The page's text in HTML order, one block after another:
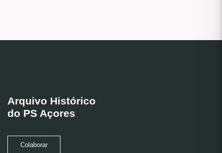
Arquivo Histórico
do PS Açores
Colaborar